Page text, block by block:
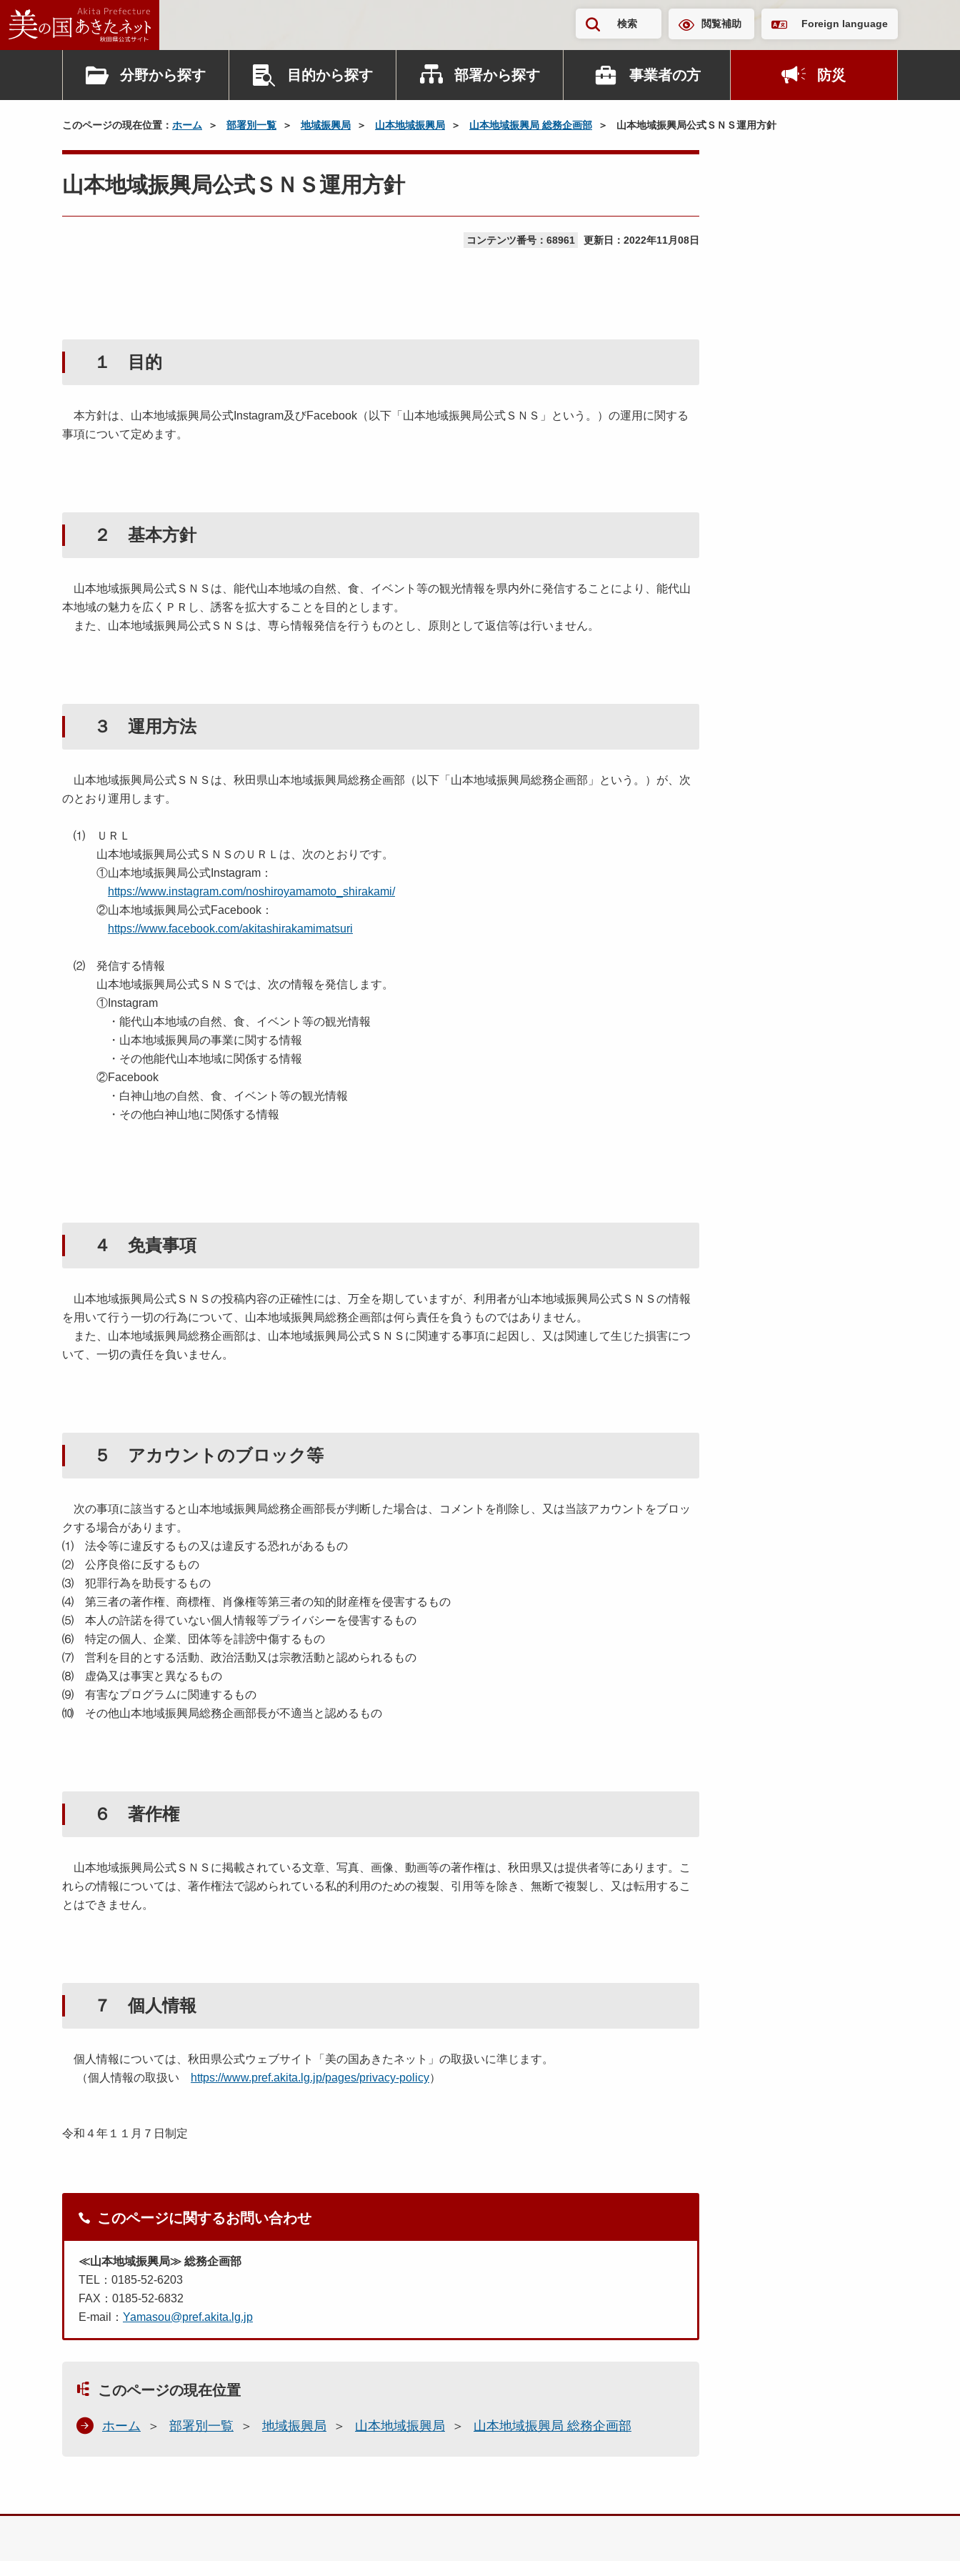
検索 閲覧補助 Foreign language
分野から探す 目的から探す 部署から探す 事業者の方 防災
このページの現在位置： ホーム 部署別一覧 地域振興局 山本地域振興局 山本地域振興局 総務企画部 山本地域振興局公式ＳＮＳ運用方針
山本地域振興局公式ＳＮＳ運用方針
コンテンツ番号：68961 更新日： 2022年11月08日
１ 目的
本方針は、山本地域振興局公式Instagram及びFacebook（以下「山本地域振興局公式ＳＮＳ」という。）の運用に関する
事項について定めます。
２ 基本方針
山本地域振興局公式ＳＮＳは、能代山本地域の自然、食、イベント等の観光情報を県内外に発信することにより、能代山
本地域の魅力を広くＰＲし、誘客を拡大することを目的とします。
また、山本地域振興局公式ＳＮＳは、専ら情報発信を行うものとし、原則として返信等は行いません。
３ 運用方法
山本地域振興局公式ＳＮＳは、秋田県山本地域振興局総務企画部（以下「山本地域振興局総務企画部」という。）が、次
のとおり運用します。
⑴ ＵＲＬ
山本地域振興局公式ＳＮＳのＵＲＬは、次のとおりです。
①山本地域振興局公式Instagram：
https://www.instagram.com/noshiroyamamoto_shirakami/
②山本地域振興局公式Facebook：
https://www.facebook.com/akitashirakamimatsuri
⑵ 発信する情報
山本地域振興局公式ＳＮＳでは、次の情報を発信します。
①Instagram
・能代山本地域の自然、食、イベント等の観光情報
・山本地域振興局の事業に関する情報
・その他能代山本地域に関係する情報
②Facebook
・白神山地の自然、食、イベント等の観光情報
・その他白神山地に関係する情報
４ 免責事項
山本地域振興局公式ＳＮＳの投稿内容の正確性には、万全を期していますが、利用者が山本地域振興局公式ＳＮＳの情報
を用いて行う一切の行為について、山本地域振興局総務企画部は何ら責任を負うものではありません。
また、山本地域振興局総務企画部は、山本地域振興局公式ＳＮＳに関連する事項に起因し、又は関連して生じた損害につ
いて、一切の責任を負いません。
５ アカウントのブロック等
次の事項に該当すると山本地域振興局総務企画部長が判断した場合は、コメントを削除し、又は当該アカウントをブロッ
クする場合があります。
⑴ 法令等に違反するもの又は違反する恐れがあるもの
⑵ 公序良俗に反するもの
⑶ 犯罪行為を助長するもの
⑷ 第三者の著作権、商標権、肖像権等第三者の知的財産権を侵害するもの
⑸ 本人の許諾を得ていない個人情報等プライバシーを侵害するもの
⑹ 特定の個人、企業、団体等を誹謗中傷するもの
⑺ 営利を目的とする活動、政治活動又は宗教活動と認められるもの
⑻ 虚偽又は事実と異なるもの
⑼ 有害なプログラムに関連するもの
⑽ その他山本地域振興局総務企画部長が不適当と認めるもの
６ 著作権
山本地域振興局公式ＳＮＳに掲載されている文章、写真、画像、動画等の著作権は、秋田県又は提供者等にあります。こ
れらの情報については、著作権法で認められている私的利用のための複製、引用等を除き、無断で複製し、又は転用するこ
とはできません。
７ 個人情報
個人情報については、秋田県公式ウェブサイト「美の国あきたネット」の取扱いに準じます。
（個人情報の取扱い
https://www.pref.akita.lg.jp/pages/privacy-policy）
令和４年１１月７日制定
このページに関するお問い合わせ
≪山本地域振興局≫ 総務企画部
TEL：0185-52-6203
FAX：0185-52-6832
E-mail： Yamasou@pref.akita.lg.jp
このページの現在位置
ホーム 部署別一覧 地域振興局 山本地域振興局 山本地域振興局 総務企画部